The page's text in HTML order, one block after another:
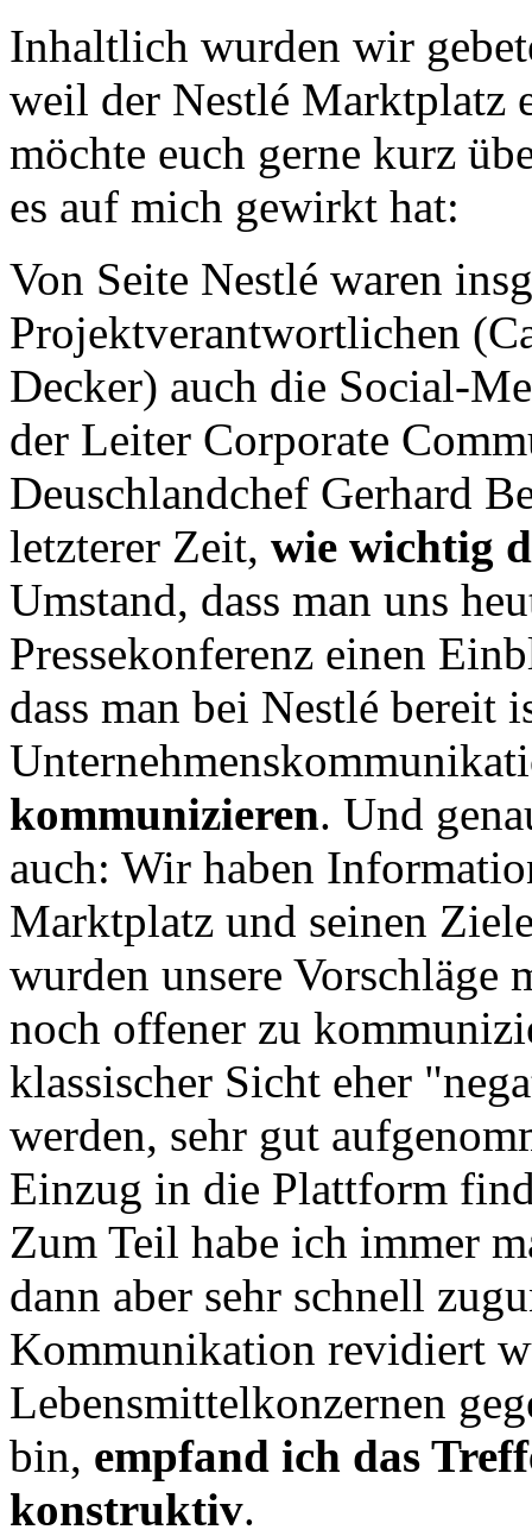
Inhaltlich wurden wir
weil der Nestlé Marktplatz
möchte euch gerne kurz
es auf mich gewirkt hat:
Von Seite Nestlé waren
Projektverantwortlichen
Decker) auch die Social-
der Leiter Corporate
Deuschlandchef Gerhard
letzterer Zeit, wie wichtig
Umstand, dass man uns
Pressekonferenz einen
dass man bei Nestlé bereit
kommunizieren. Und
auch: Wir haben
Marktplatz und seinen
wurden unsere Vorschläge
noch offener zu
klassischer Sicht eher
werden, sehr gut
Einzug in die Plattform
Zum Teil habe ich immer
dann aber sehr schnell
Kommunikation revidiert
Lebensmittelkonzernen
bin, empfand ich das
konstruktiv.